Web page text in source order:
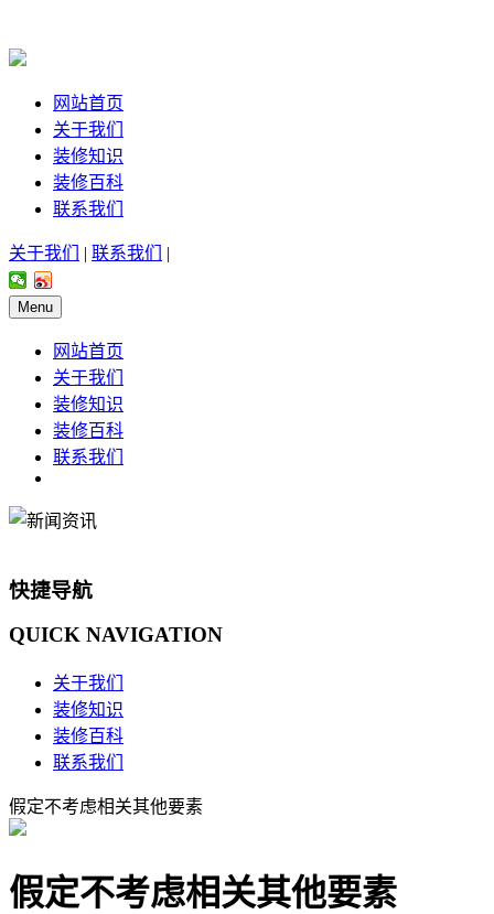
网站首页
关于我们
装修知识
装修百科
联系我们
关于我们 | 联系我们 |
Menu
网站首页
关于我们
装修知识
装修百科
联系我们
快捷导航
QUICK NAVIGATION
关于我们
装修知识
装修百科
联系我们
假定不考虑相关其他要素
假定不考虑相关其他要素